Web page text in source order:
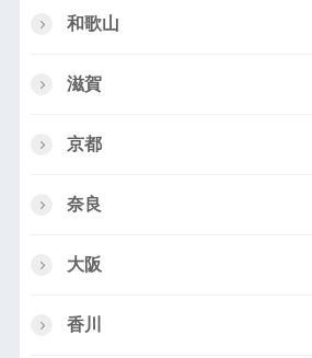
和歌山
滋賀
京都
奈良
大阪
香川